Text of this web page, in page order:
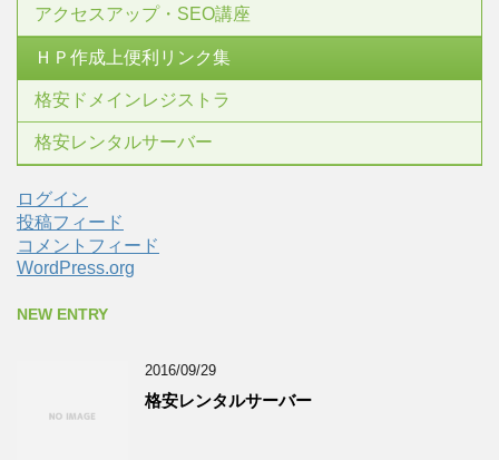
アクセスアップ・SEO講座
ＨＰ作成上便利リンク集
格安ドメインレジストラ
格安レンタルサーバー
ログイン
投稿フィード
コメントフィード
WordPress.org
NEW ENTRY
2016/09/29
格安レンタルサーバー